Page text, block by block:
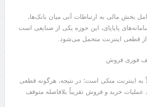
بخش مالی به ارتباطات آنی میان بانک‌ها،
پایاپای، این حوزه یکی از صنایعی است
قطعی اینترنت متحمل می‌شود.
فوری فروش
به اینترنت متکی است؛ در نتیجه، هرگونه قطعی
خرید و فروش تقریباً بلافاصله متوقف